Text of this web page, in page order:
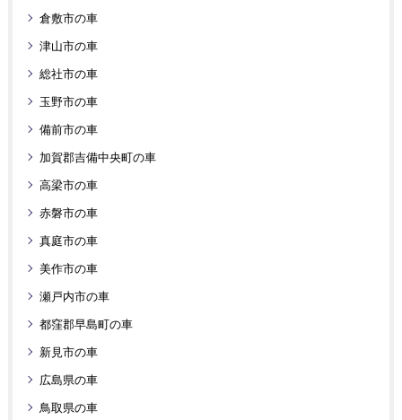
倉敷市の車
津山市の車
総社市の車
玉野市の車
備前市の車
加賀郡吉備中央町の車
高梁市の車
赤磐市の車
真庭市の車
美作市の車
瀬戸内市の車
都窪郡早島町の車
新見市の車
広島県の車
鳥取県の車